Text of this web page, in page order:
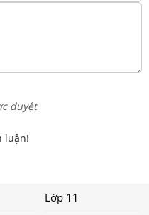
duyệt
luận!
Lớp 11